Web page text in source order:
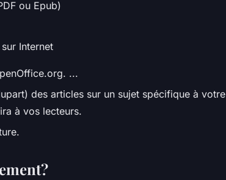
ou Epub)
Internet
...
des articles sur un sujet spécifique à votre
à vos lecteurs.